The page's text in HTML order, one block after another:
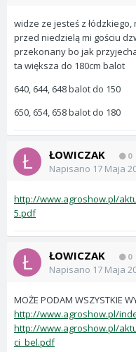
widze ze jesteś z łódzkiego,
przed niedzielą mi gościu
przekonany bo jak
ta większa do 180cm balot
640, 644, 648 balot do 150
650, 654, 658 balot do 180
ŁOWICZAK 0
Napisano 17 Maja
http://www.agroshow.pl/
5.pdf
ŁOWICZAK 0
Napisano 17 Maja
MOŻE PODAM WSZYSTKIE
http://www.agroshow.pl/
http://www.agroshow.pl/
ci_bel.pdf